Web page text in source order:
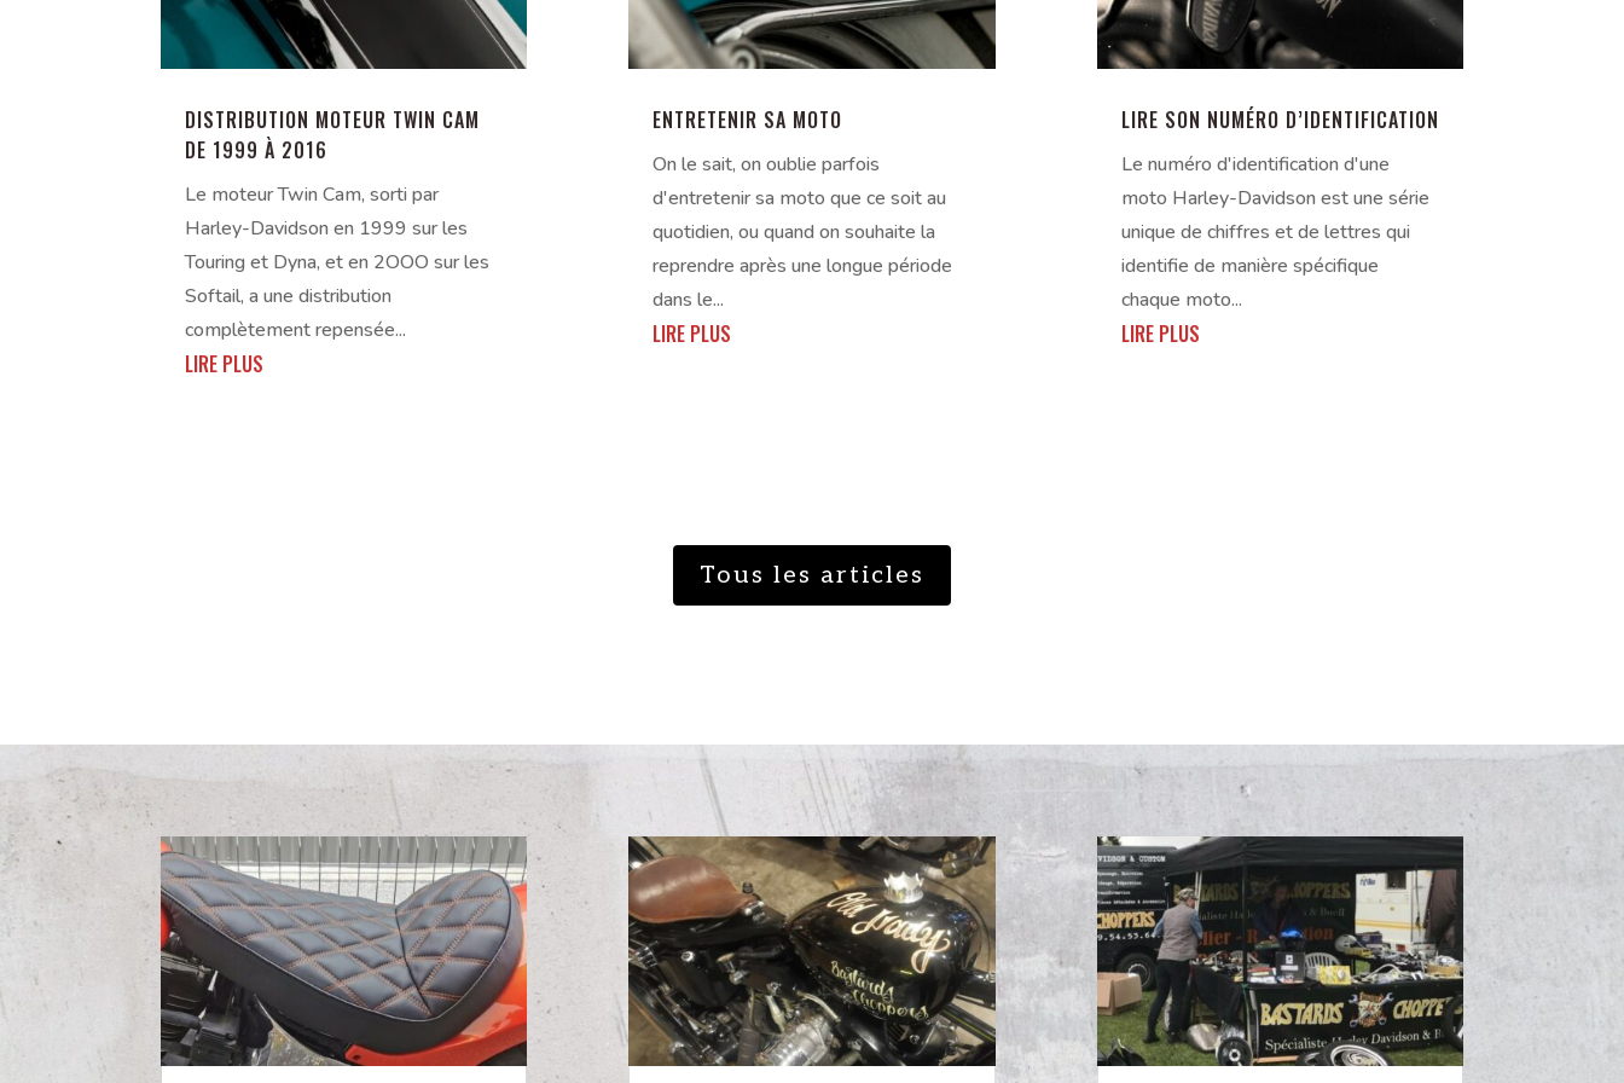
DISTRIBUTION MOTEUR TWIN CAM
DE 1999 À 2016
Le moteur Twin Cam, sorti par
Harley-Davidson en 1999 sur les
Touring et Dyna, et en 2OOO sur les
Softail, a une distribution
complètement repensée...
LIRE PLUS
ENTRETENIR SA MOTO
On le sait, on oublie parfois
d'entretenir sa moto que ce soit au
quotidien, ou quand on souhaite la
reprendre après une longue période
dans le...
LIRE PLUS
LIRE SON NUMÉRO D’IDENTIFICATION
Le numéro d'identification d'une
moto Harley-Davidson est une série
unique de chiffres et de lettres qui
identifie de manière spécifique
chaque moto...
LIRE PLUS
Tous les articles